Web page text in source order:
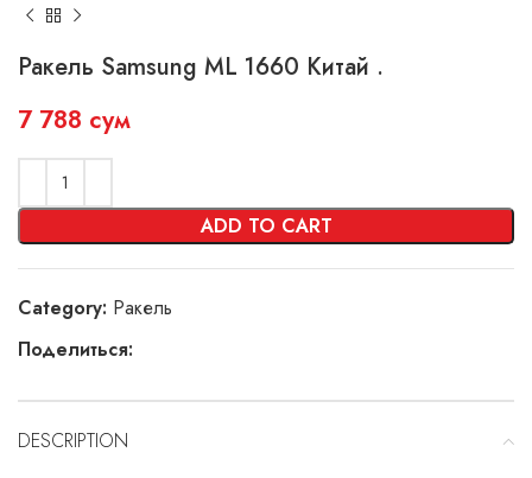
Ракель Samsung ML 1660 Китай .
7 788 сум
ADD TO CART
Category: Ракель
Поделиться:
DESCRIPTION